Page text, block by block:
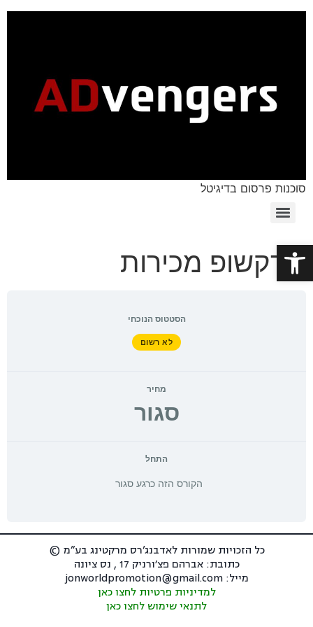
פתח סרגל נגישות
סוכנות פרסום בדיגיטל
וורקשופ מכירות
הסטטוס הנוכחי
לא רשום
מחיר
סגור
התחל
הקורס הזה כרגע סגור
כל הזכויות שמורות לאדבנג’רס מרקטינג בע”מ ©
כתובת: אברהם פצ׳ורניק 17 , נס ציונה
מייל: jonworldpromotion@gmail.com
למדיניות פרטיות לחצו כאן
לתנאי שימוש לחצו כאן